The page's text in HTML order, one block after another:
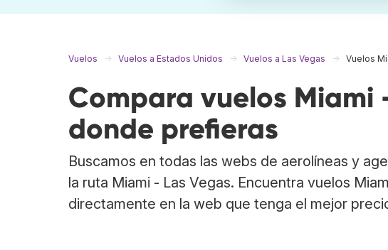
Vuelos Vuelos a Estados Unidos Vuelos a Las Vegas Vuelos
Compara vuelos Miami
donde prefieras
Buscamos en todas las webs de aerolíneas y
la ruta Miami - Las Vegas. Encuentra vuelos
directamente en la web que tenga el mejor